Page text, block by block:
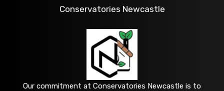
Conservatories Newcastle
Our commitment at Conservatories Newcastle is to